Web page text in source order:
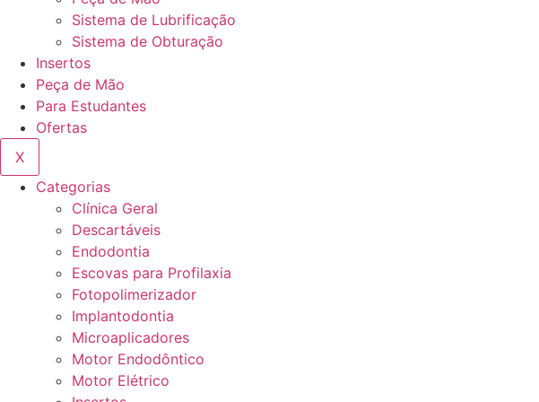
Sistema de Lubrificação
Sistema de Obturação
Insertos
Peça de Mão
Para Estudantes
Ofertas
X
Categorias
Clínica Geral
Descartáveis
Endodontia
Escovas para Profilaxia
Fotopolimerizador
Implantodontia
Microaplicadores
Motor Endodôntico
Motor Elétrico